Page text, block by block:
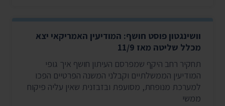
וושינגטון פוסט חושף: המודיעין האמריקאי יצא
מכלל שליטה מאז 11/9
תחקיר רחב היקף שמפרסם העיתון חושף איך גופי
המודיעין הממשלתיים וקבלני המשנה הפרטיים הפכו
למערכת מנופחת, מסועפת ובזבזנית שאין עליה פיקוח
ממשי